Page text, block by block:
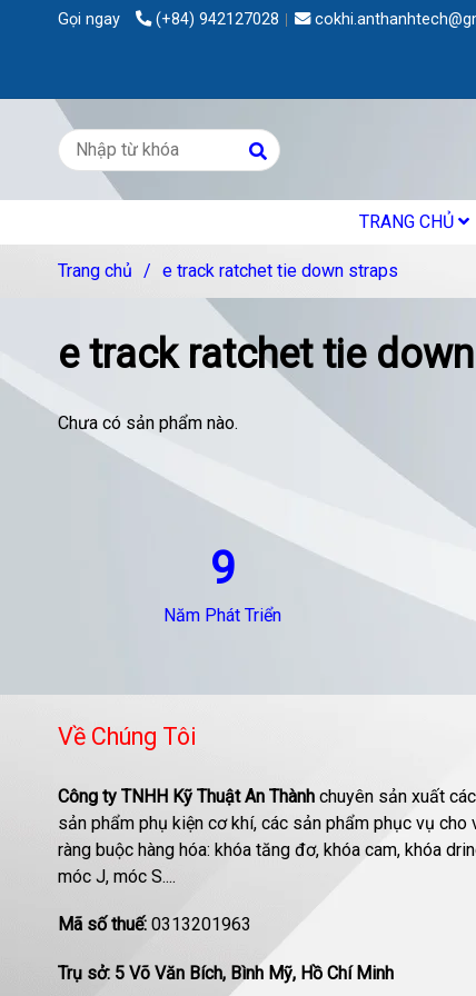
Gọi ngay (+84) 942127028
TRANG CHỦ
Trang chủ / e track ratchet tie down straps
e track ratchet tie
Chưa có sản phẩm nào.
9
Năm Phát Triển
Về Chúng Tôi
Công ty TNHH Kỹ Thuật An Thành chuyên sản xuất các
sản phẩm phụ kiện cơ khí, các sản phẩm phục vụ cho
ràng buộc hàng hóa: khóa tăng đơ, khóa cam, khóa
móc J, móc S....
Mã số thuế: 0313201963
Trụ sở: 5 Võ Văn Bích, Bình Mỹ, Hồ Chí Minh